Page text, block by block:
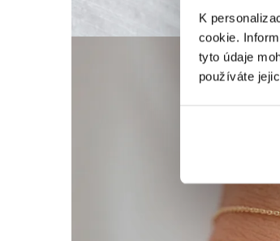
K
cookie.
tyto údaje
používáte